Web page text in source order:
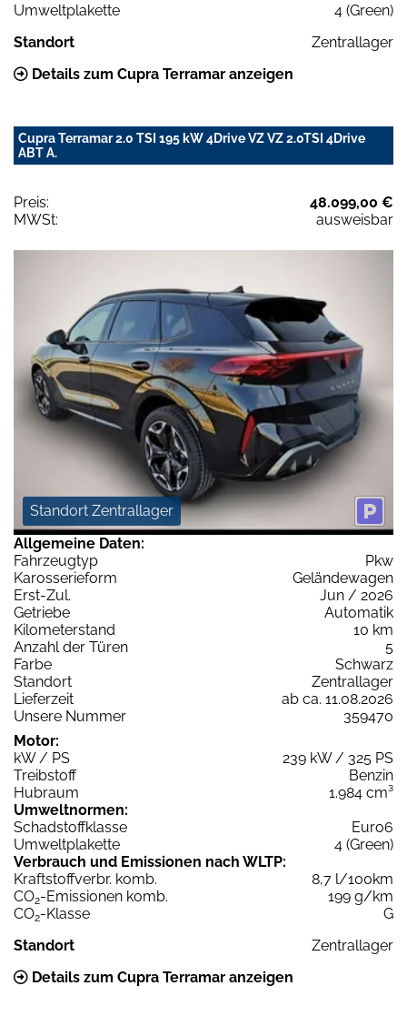
Umweltplakette
4 (Green)
Standort
Zentrallager
Details zum Cupra Terramar anzeigen
Cupra Terramar 2.0 TSI 195 kW 4Drive VZ VZ 2.0TSI 4Drive
ABT A.
Preis:
48.099,00 €
MWSt:
ausweisbar
Standort Zentrallager
Allgemeine Daten:
Fahrzeugtyp
Pkw
Karosserieform
Geländewagen
Erst-Zul.
Jun / 2026
Getriebe
Automatik
Kilometerstand
10 km
Anzahl der Türen
5
Farbe
Schwarz
Standort
Zentrallager
Lieferzeit
ab ca. 11.08.2026
Unsere Nummer
359470
Motor:
kW / PS
239 kW / 325 PS
Treibstoff
Benzin
Hubraum
1.984 cm³
Umweltnormen:
Schadstoffklasse
Euro6
Umweltplakette
4 (Green)
Verbrauch und Emissionen nach WLTP:
Kraftstoffverbr. komb.
8,7 l/100km
CO2-Emissionen komb.
199 g/km
CO2-Klasse
G
Standort
Zentrallager
Details zum Cupra Terramar anzeigen